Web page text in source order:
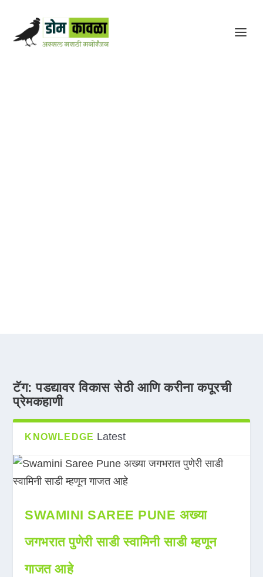
टॅग:पडद्यावर विकास सेठी आणि करीना कपूरची
प्रेमकहाणी
KNOWLEDGE Latest
SWAMINI SAREE PUNE अख्या
जगभरात पुणेरी साडी स्वामिनी साडी म्हणून
गाजत आहे